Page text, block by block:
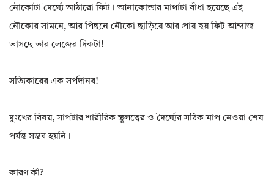
নৌকোটা দৈর্ঘ্যে আঠারো ফিট। আনাকোন্ডার মাথাটা বাঁধা হয়েছে এই
নৌকোর সামনে, আর পিছনে নৌকো ছাড়িয়ে আর প্রায় ছয় ফিট আন্দাজ
ভাসছে তার লেজের দিকটা!
সত্যিকারের এক সর্পদানব!
দুঃখের বিষয়, সাপটার শারীরিক স্থূলত্বের ও দৈর্ঘ্যের সঠিক মাপ নেওয়া শেষ
পর্যন্ত সম্ভব হয়নি।
কারণ কী?